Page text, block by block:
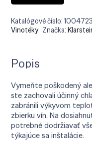
Katalógové číslo:
Vinotéky Značka:
Popis
Vymeňte poškodený
ste zachovali účinný
zabránili výkyvom
zbierku vín. Na
potrebné dodržiavať
týkajúce sa inštalácie.